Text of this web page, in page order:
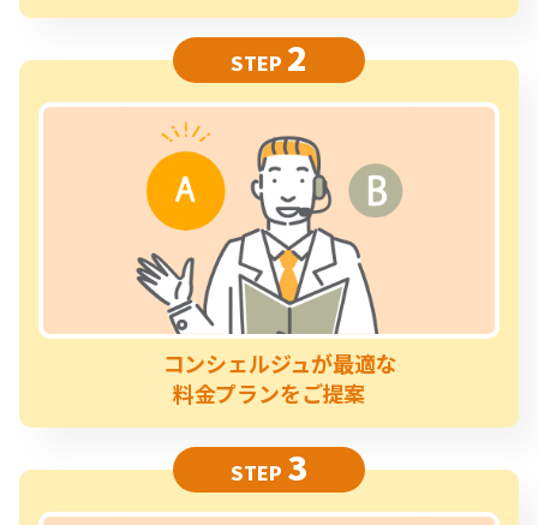
STEP 2
コンシェルジュが最適な
料金プランをご提案
STEP 3